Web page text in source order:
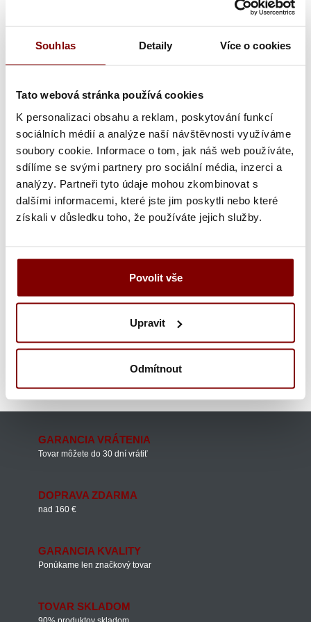
Souhlas Detaily Více o cookies
Tato webová stránka používá cookies
K personalizaci obsahu a reklam, poskytování funkcí
sociálních médií a analýze naší návštěvnosti využíváme
soubory cookie. Informace o tom, jak náš web používáte,
sdílíme se svými partnery pro sociální média, inzerci a
analýzy. Partneři tyto údaje mohou zkombinovat s
dalšími informacemi, které jste jim poskytli nebo které
získali v důsledku toho, že používáte jejich služby.
Povolit vše
Upravit
Odmítnout
Marmiton Chikako japonský damaškový nôž 20cm
"Marmiton" v Hong Kongu
rukoväte sklenené vlákno.
Unikátny vzor a tvar - Nôž je geometricky tvarovaný pre
módny vzhľad a čepeľ predstavuje nádherný drobný
vlnový vzor s umeleckou hodnotou, čo z neho robí
jedinečný kúsok, ktorý vyčnieva z ostatných nožov na
trhu.
Perfect Balance - ostrá čepeľ, elegantná opierka a
perfektne navrhnutú rovnováhu a podporujú pohodlné
Kuchárske nože do kuchyne
Kuchárske nože do kuchyne
Profi veľké kuchárske
nože
Oblečenie pre mäsiarov Profesionálne mäsiarske nože
GARANCIA VRÁTENIA
Tovar môžete do 30 dní vrátiť
DOPRAVA ZDARMA
nad 160 €
GARANCIA KVALITY
Ponúkame len značkový tovar
TOVAR SKLADOM